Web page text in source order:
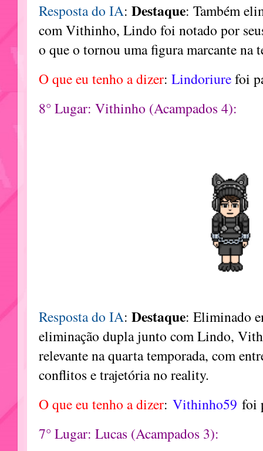
Resposta do IA: Destaque: Também
com Vithinho, Lindo foi notado por
o que o tornou uma figura marcante na
O que eu tenho a dizer: Lindoriurefoi
8° Lugar: Vithinho (Acampados 4):
Resposta do IA: Destaque: Eliminado
eliminação dupla junto com Lindo,
relevante na quarta temporada, com
conflitos e trajetória no reality.
O que eu tenho a dizer: Vithinho59 foi
7° Lugar: Lucas (Acampados 3):